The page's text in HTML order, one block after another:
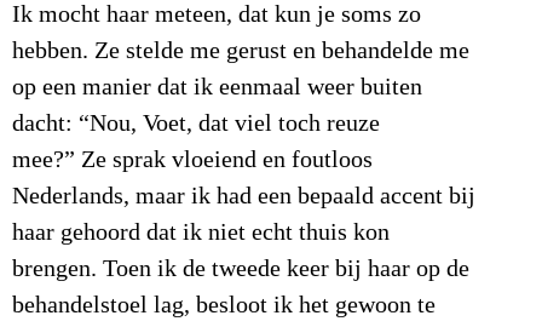
Ik mocht haar meteen, dat kun je soms zo
hebben. Ze stelde me gerust en behandelde me
op een manier dat ik eenmaal weer buiten
dacht: “Nou, Voet, dat viel toch reuze
mee?” Ze sprak vloeiend en foutloos
Nederlands, maar ik had een bepaald accent bij
haar gehoord dat ik niet echt thuis kon
brengen. Toen ik de tweede keer bij haar op de
behandelstoel lag, besloot ik het gewoon te